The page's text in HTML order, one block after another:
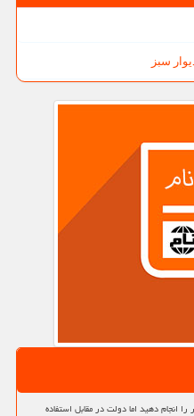
سبز
انجام دهید اما دولت در مقابل استفاده